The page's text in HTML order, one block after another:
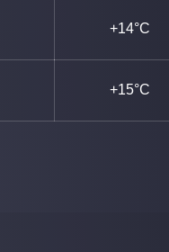
+14°C
+15°C